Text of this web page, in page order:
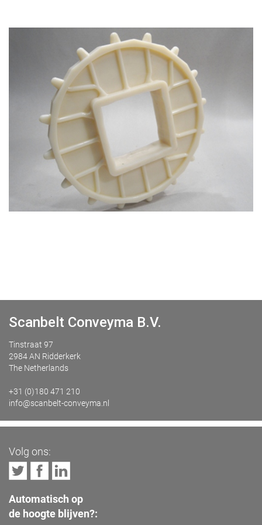
Scanbelt Conveyma B.V.
Tinstraat 97
2984 AN Ridderkerk
The Netherlands
+31 (0)180 471 210
info@scanbelt-conveyma.nl
Volg ons:
Automatisch op
de hoogte blijven?: